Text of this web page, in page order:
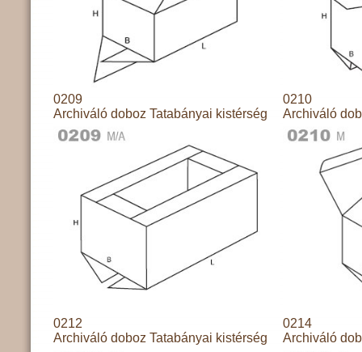
0209
Archiváló doboz Tatabányai kistérség
0210
Archiváló
0212
Archiváló doboz Tatabányai kistérség
0214
Archiváló